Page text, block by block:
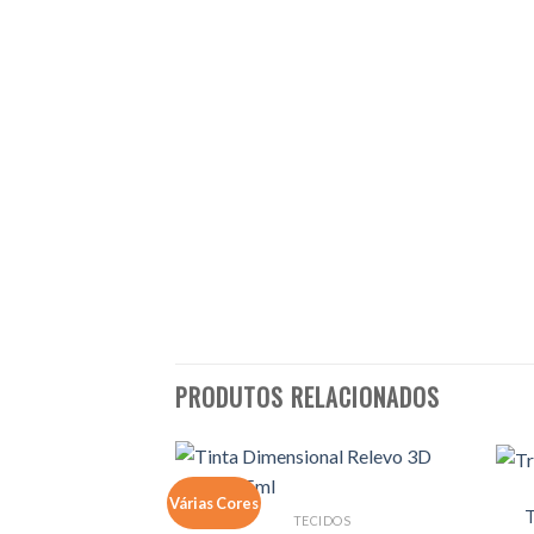
PRODUTOS RELACIONADOS
Várias Cores
TECIDOS